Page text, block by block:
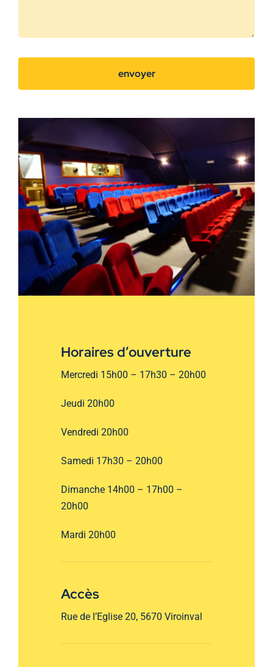
envoyer
Horaires d’ouverture
Mercredi 15h00 – 17h30 – 20h00
Jeudi 20h00
Vendredi 20h00
Samedi 17h30 – 20h00
Dimanche 14h00 – 17h00 –
20h00
Mardi 20h00
Accès
Rue de l’Eglise 20, 5670 Viroinval